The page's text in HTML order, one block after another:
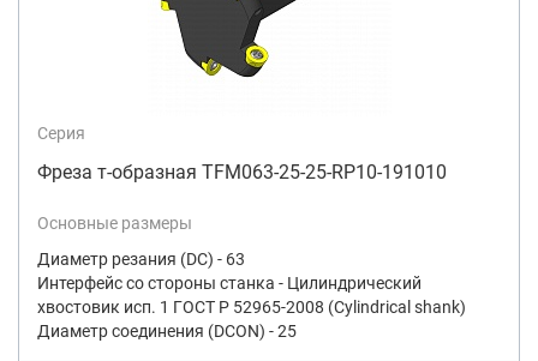
Серия
Фреза т-образная TFM063-25-25-RP10-191010
Основные размеры
Диаметр резания (DC) - 63
Интерфейс со стороны станка - Цилиндрический
хвостовик исп. 1 ГОСТ Р 52965-2008 (Cylindrical shank)
Диаметр соединения (DCON) - 25